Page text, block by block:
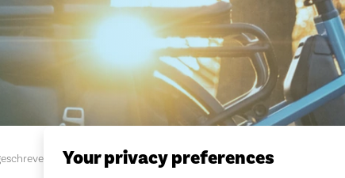
door Judith
Your privacy preferences